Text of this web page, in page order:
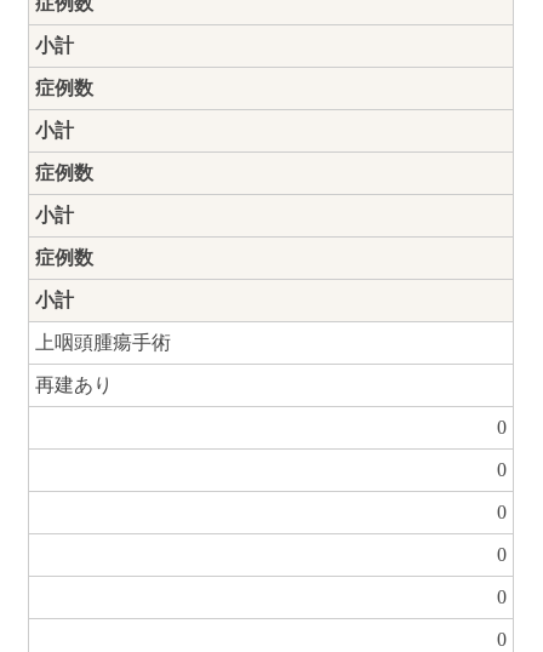
小計
症例数
小計
症例数
小計
症例数
小計
上咽頭腫瘍手術
再建あり
0
0
0
0
0
0